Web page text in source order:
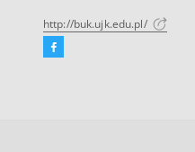
http://buk.ujk.edu.pl/
Facebook